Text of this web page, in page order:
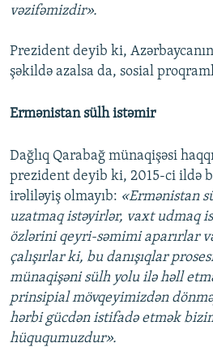
vəzifəmizdir».
Prezident deyib ki,
şəkildə azalsa da, sosial
Ermənistan sülh istəmir
Dağlıq Qarabağ münaqişəsi
prezident deyib ki, 2015-ci ildə
irəliləyiş olmayıb: «Ermənistan
uzatmaq istəyirlər, vaxt udmaq
özlərini qeyri-səmimi aparırlar
çalışırlar ki, bu danışıqlar
münaqişəni sülh yolu ilə həll
prinsipial mövqeyimizdən
hərbi gücdən istifadə etmək
hüququmuzdur».